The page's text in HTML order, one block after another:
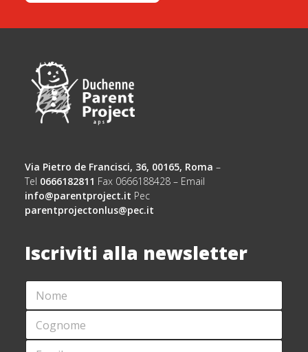
Via Pietro de Francisci, 36, 00165, Roma –
Tel 0666182811 Fax 0666188428 – Email
info@parentproject.it Pec
parentprojectonlus@pec.it
Iscriviti alla newsletter
N
M
*
C
G
*E